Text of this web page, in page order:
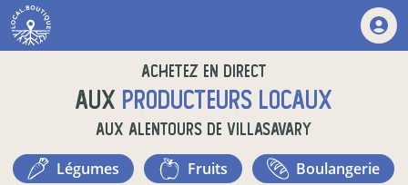
Achetez en direct
auxproducteurs locaux
aux alentours deVillasavary
légumes fruits
boulangerie